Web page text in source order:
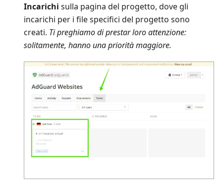
Incarichi sulla pagina del progetto, dove gli
incarichi per i file specifici del progetto sono
creati. Ti preghiamo di prestar loro attenzione:
solitamente, hanno una priorità maggiore.